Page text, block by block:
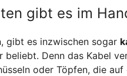
gibt es im
gibt es inzwischen sogar
beliebt. Denn das Kabel
oder Töpfen, die